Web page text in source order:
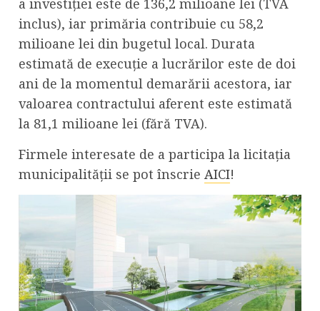
a investiției este de 136,2 milioane lei (TVA
inclus), iar primăria contribuie cu 58,2
milioane lei din bugetul local. Durata
estimată de execuție a lucrărilor este de doi
ani de la momentul demarării acestora, iar
valoarea contractului aferent este estimată
la 81,1 milioane lei (fără TVA).
Firmele interesate de a participa la licitația
municipalității se pot înscrie AICI!